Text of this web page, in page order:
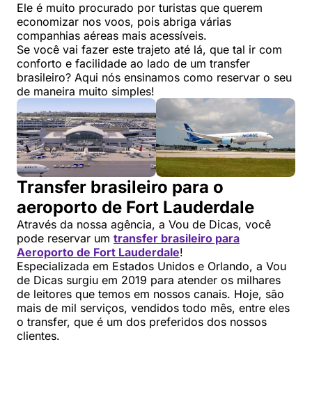
Ele é muito procurado por turistas que querem
economizar nos voos, pois abriga várias
companhias aéreas mais acessíveis.
Se você vai fazer este trajeto até lá, que tal ir com
conforto e facilidade ao lado de um transfer
brasileiro? Aqui nós ensinamos como reservar o seu
de maneira muito simples!
Transfer brasileiro para o
aeroporto de Fort Lauderdale
Através da nossa agência, a Vou de Dicas, você
pode reservar um transfer brasileiro para
Aeroporto de Fort Lauderdale!
Especializada em Estados Unidos e Orlando, a Vou
de Dicas surgiu em 2019 para atender os milhares
de leitores que temos em nossos canais. Hoje, são
mais de mil serviços, vendidos todo mês, entre eles
o transfer, que é um dos preferidos dos nossos
clientes.